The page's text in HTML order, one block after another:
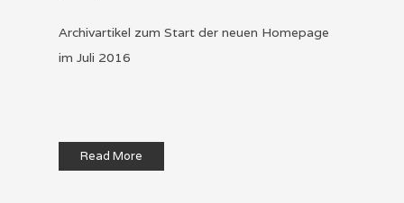
Archivartikel zum Start der neuen Homepage
im Juli 2016
Read More